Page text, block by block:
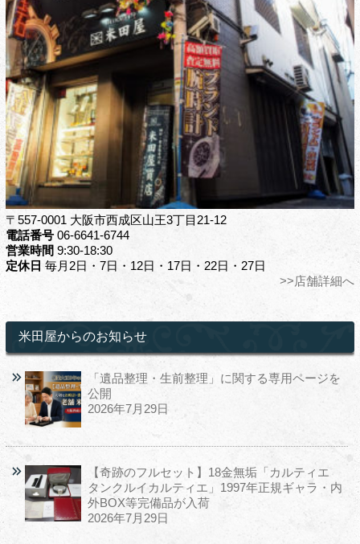
〒557-0001 大阪市西成区山王3丁目21-12
電話番号06-6641-6744
営業時間 9:30-18:30
定休日 毎月2日・7日・12日・17日・22日・27日
>>店舗詳細へ
米田屋からのお知らせ
「遺品整理・生前整理」に関する専用ページを
公開
2026年7月29日
【奇跡のフルセット】18金無垢「カルティエ
タンクルイカルティエ」1997年正規ギャラ・内
外BOX等完備品が入荷
2026年7月29日